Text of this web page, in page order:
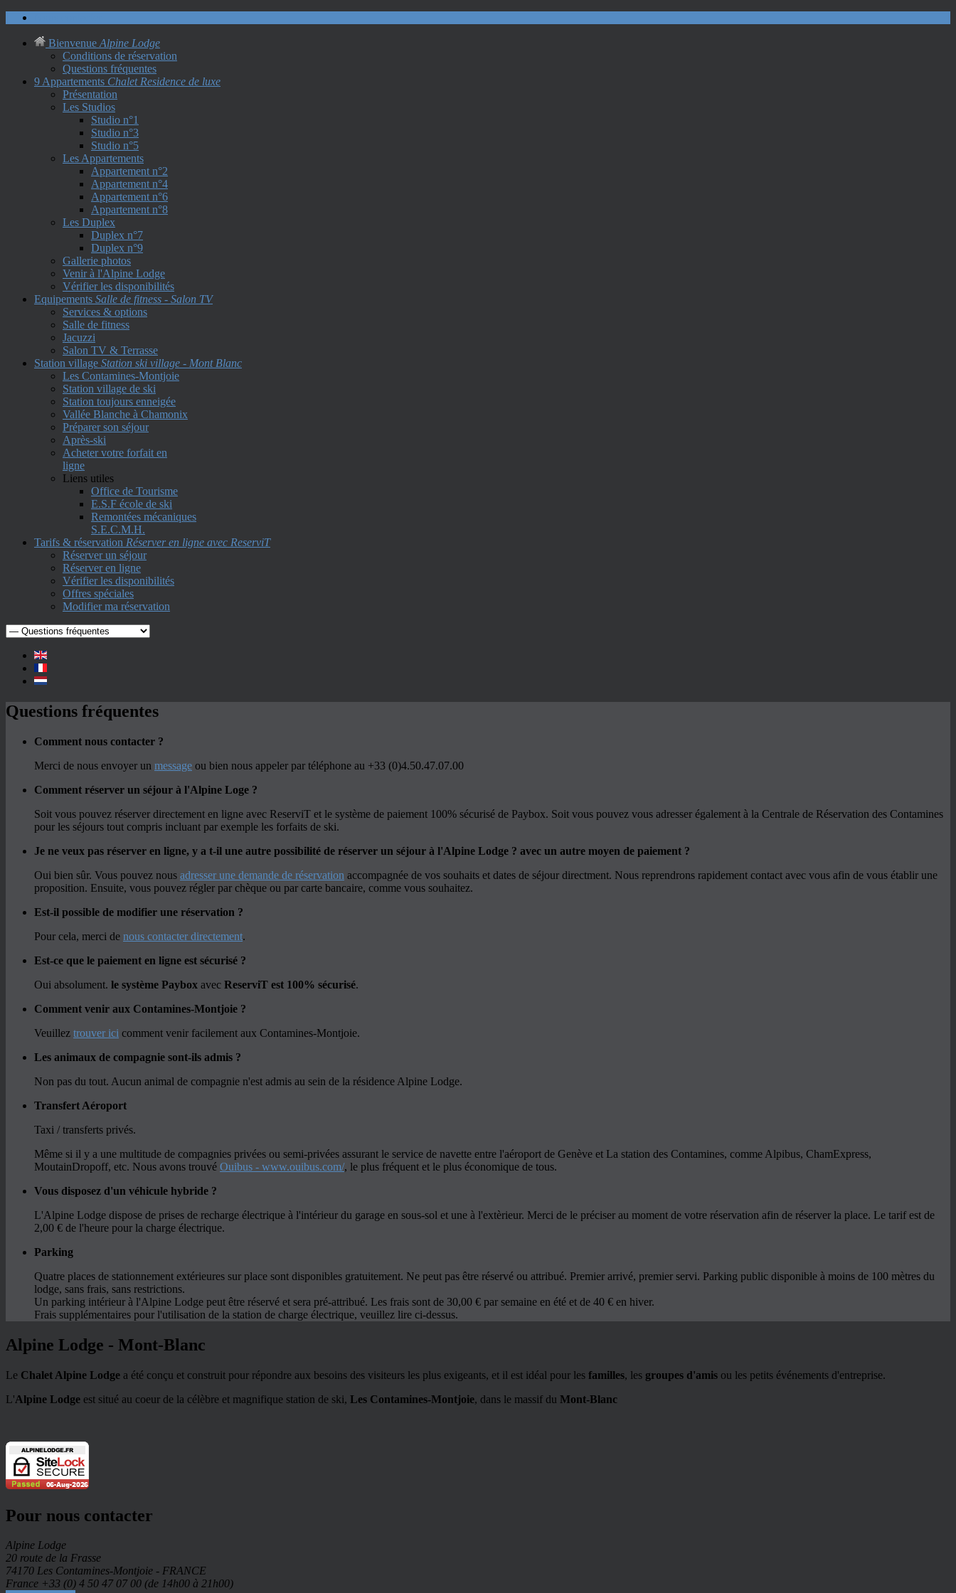
Bienvenue Alpine Lodge
Conditions de réservation
Questions fréquentes
9 Appartements Chalet Residence de luxe
Présentation
Les Studios
Studio n°1
Studio n°3
Studio n°5
Les Appartements
Appartement n°2
Appartement n°4
Appartement n°6
Appartement n°8
Les Duplex
Duplex n°7
Duplex n°9
Gallerie photos
Venir à l'Alpine Lodge
Vérifier les disponibilités
Equipements Salle de fitness - Salon TV
Services & options
Salle de fitness
Jacuzzi
Salon TV & Terrasse
Station village Station ski village - Mont Blanc
Les Contamines-Montjoie
Station village de ski
Station toujours enneigée
Vallée Blanche à Chamonix
Préparer son séjour
Après-ski
Acheter votre forfait en
ligne
Liens utiles
Office de Tourisme
E.S.F école de ski
Remontées mécaniques
S.E.C.M.H.
Tarifs & réservation Réserver en ligne avec ReserviT
Réserver un séjour
Réserver en ligne
Vérifier les disponibilités
Offres spéciales
Modifier ma réservation
Questions fréquentes
Comment nous contacter ?
Merci de nous envoyer un message ou bien nous appeler par téléphone au +33 (0)4.50.47.07.00
Comment réserver un séjour à l'Alpine Loge ?
Soit vous pouvez réserver directement en ligne avec ReserviT et le système de paiement 100% sécurisé de Paybox. Soit vous pouvez vous adresser également à la Centrale de Réservation des Contamines
pour les séjours tout compris incluant par exemple les forfaits de ski.
Je ne veux pas réserver en ligne, y a t-il une autre possibilité de réserver un séjour à l'Alpine Lodge ? avec un autre moyen de paiement ?
Oui bien sûr. Vous pouvez nous adresser une demande de réservation accompagnée de vos souhaits et dates de séjour directment. Nous reprendrons rapidement contact avec vous afin de vous établir une
proposition. Ensuite, vous pouvez régler par chèque ou par carte bancaire, comme vous souhaitez.
Est-il possible de modifier une réservation ?
Pour cela, merci de nous contacter directement.
Est-ce que le paiement en ligne est sécurisé ?
Oui absolument. le système Paybox avec ReserviT est 100% sécurisé.
Comment venir aux Contamines-Montjoie ?
Veuillez trouver ici comment venir facilement aux Contamines-Montjoie.
Les animaux de compagnie sont-ils admis ?
Non pas du tout. Aucun animal de compagnie n'est admis au sein de la résidence Alpine Lodge.
Transfert Aéroport
Taxi / transferts privés.
Même si il y a une multitude de compagnies privées ou semi-privées assurant le service de navette entre l'aéroport de Genève et La station des Contamines, comme Alpibus, ChamExpress,
MoutainDropoff, etc. Nous avons trouvé Ouibus - www.ouibus.com/, le plus fréquent et le plus économique de tous.
Vous disposez d'un véhicule hybride ?
L'Alpine Lodge dispose de prises de recharge électrique à l'intérieur du garage en sous-sol et une à l'extèrieur. Merci de le préciser au moment de votre réservation afin de réserver la place. Le tarif est de
2,00 € de l'heure pour la charge électrique.
Parking
Quatre places de stationnement extérieures sur place sont disponibles gratuitement. Ne peut pas être réservé ou attribué. Premier arrivé, premier servi. Parking public disponible à moins de 100 mètres du
lodge, sans frais, sans restrictions.
Un parking intérieur à l'Alpine Lodge peut être réservé et sera pré-attribué. Les frais sont de 30,00 € par semaine en été et de 40 € en hiver.
Frais supplémentaires pour l'utilisation de la station de charge électrique, veuillez lire ci-dessus.
Alpine Lodge - Mont-Blanc
Le Chalet Alpine Lodge a été conçu et construit pour répondre aux besoins des visiteurs les plus exigeants, et il est idéal pour les familles, les groupes d'amis ou les petits événements d'entreprise.
L'Alpine Lodge est situé au coeur de la célèbre et magnifique station de ski, Les Contamines-Montjoie, dans le massif du Mont-Blanc
Pour nous contacter
Alpine Lodge
20 route de la Frasse
74170 Les Contamines-Montjoie - FRANCE
France +33 (0) 4 50 47 07 00 (de 14h00 à 21h00)